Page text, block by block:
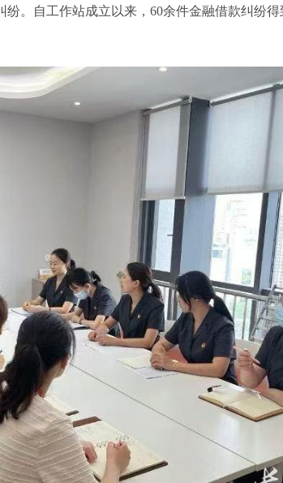
。自工作站成立以来，60余件金融借款纠纷得